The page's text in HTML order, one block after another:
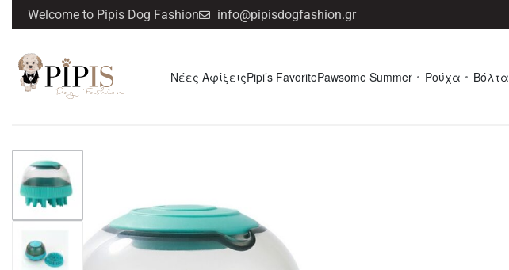
Welcome to Pipis Dog Fashion info@pipisdogfashion.gr
Νέες ΑφίξειςPipi’s FavoritePawsome Summer Ρούχα Βόλτα